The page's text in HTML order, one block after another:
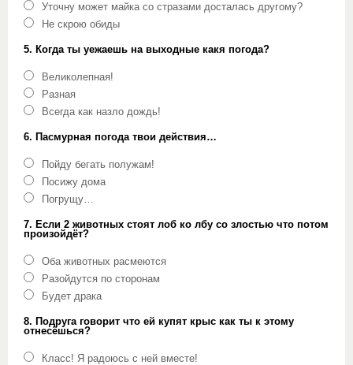
Уточну может майка со стразами досталась другому?
Не скрою обиды
5. Когда ты уежаешь на выходные какя погода?
Великолепная!
Разная
Всегда как назло дождь!
6. Пасмурная погода твои действия…
Пойду бегать полужам!
Посижу дома
Погрущу…
7. Если 2 животных стоят лоб ко лбу со злостью что потом
произойдёт?
Оба животных расмеются
Разойдутся по сторонам
Будет драка
8. Подруга говорит что ей купят крыс как ты к этому
отнесёшься?
Класс! Я радоюсь с ней вместе!